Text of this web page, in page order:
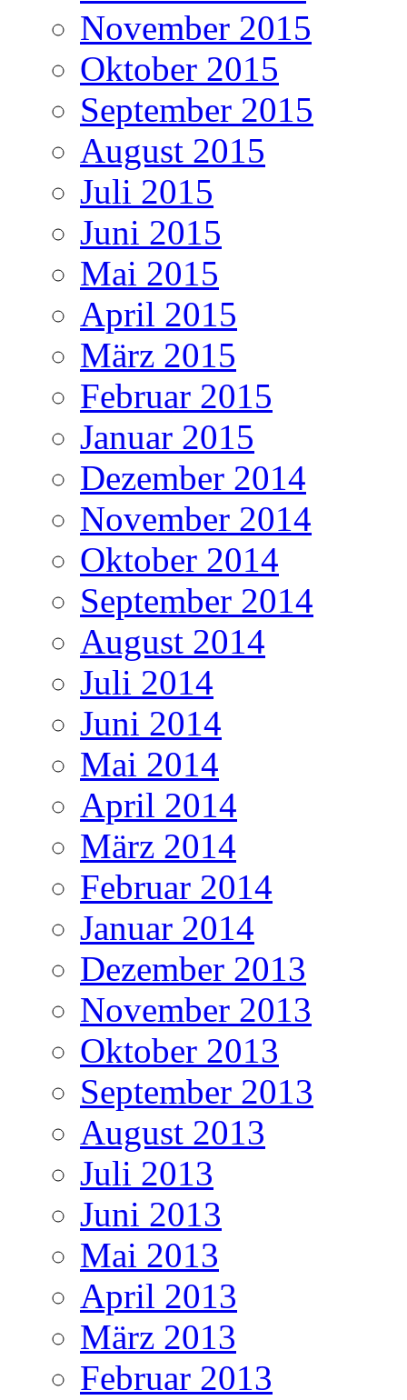
November 2015
Oktober 2015
September 2015
August 2015
Juli 2015
Juni 2015
Mai 2015
April 2015
März 2015
Februar 2015
Januar 2015
Dezember 2014
November 2014
Oktober 2014
September 2014
August 2014
Juli 2014
Juni 2014
Mai 2014
April 2014
März 2014
Februar 2014
Januar 2014
Dezember 2013
November 2013
Oktober 2013
September 2013
August 2013
Juli 2013
Juni 2013
Mai 2013
April 2013
März 2013
Februar 2013